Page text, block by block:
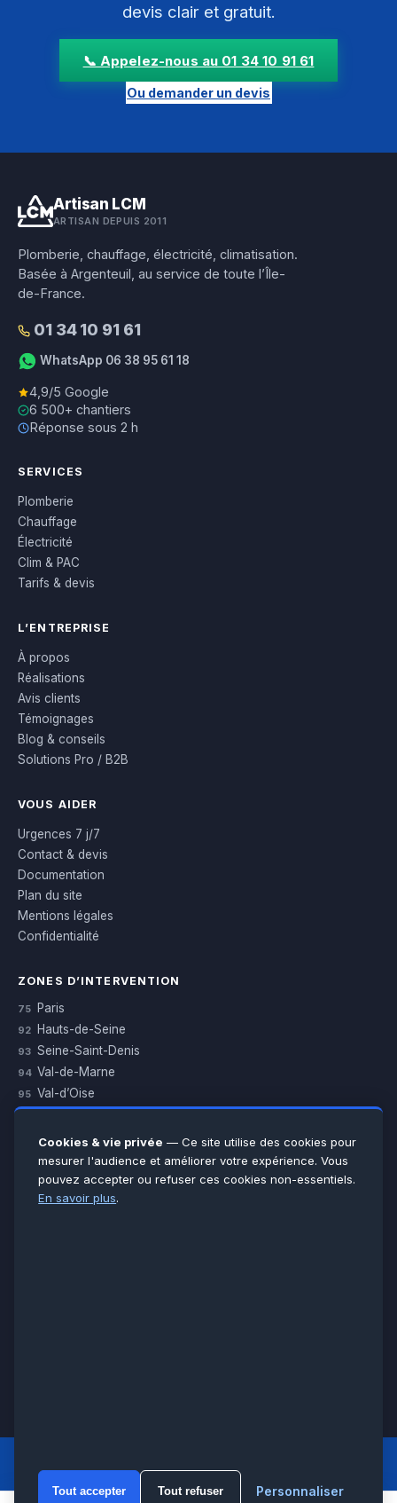
devis clair et gratuit.
📞 Appelez-nous au 01 34 10 91 61
Ou demander un devis
Artisan LCM
ARTISAN DEPUIS 2011
Plomberie, chauffage, électricité, climatisation.
Basée à Argenteuil, au service de toute l’Île-
de-France.
01 34 10 91 61
WhatsApp 06 38 95 61 18
4,9/5 Google
6 500+ chantiers
Réponse sous 2 h
SERVICES
Plomberie
Chauffage
Électricité
Clim & PAC
Tarifs & devis
L’ENTREPRISE
À propos
Réalisations
Avis clients
Témoignages
Blog & conseils
Solutions Pro / B2B
VOUS AIDER
Urgences 7 j/7
Contact & devis
Documentation
Plan du site
Mentions légales
Confidentialité
ZONES D’INTERVENTION
75 Paris
92 Hauts-de-Seine
93 Seine-Saint-Denis
94 Val-de-Marne
95 Val-d’Oise
Essonne
Seine-et-Marne
Voir toutes les villes →
LCM
Cookies & vie privée — Ce site utilise des cookies pour
mesurer l'audience et améliorer votre expérience. Vous
pouvez accepter ou refuser ces cookies non-essentiels.
En savoir plus.
Tout accepter Tout refuser Personnaliser